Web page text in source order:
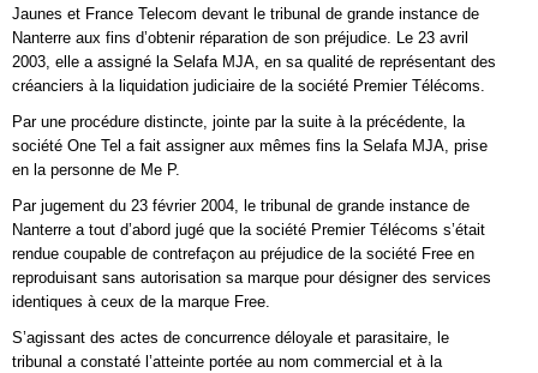
Jaunes et France Telecom devant le tribunal de grande instance de
Nanterre aux fins d’obtenir réparation de son préjudice. Le 23 avril
2003, elle a assigné la Selafa MJA, en sa qualité de représentant des
créanciers à la liquidation judiciaire de la société Premier Télécoms.
Par une procédure distincte, jointe par la suite à la précédente, la
société One Tel a fait assigner aux mêmes fins la Selafa MJA, prise
en la personne de Me P.
Par jugement du 23 février 2004, le tribunal de grande instance de
Nanterre a tout d’abord jugé que la société Premier Télécoms s’était
rendue coupable de contrefaçon au préjudice de la société Free en
reproduisant sans autorisation sa marque pour désigner des services
identiques à ceux de la marque Free.
S’agissant des actes de concurrence déloyale et parasitaire, le
tribunal a constaté l’atteinte portée au nom commercial et à la